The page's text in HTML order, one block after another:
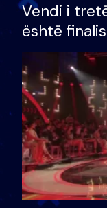
Vendi i
është